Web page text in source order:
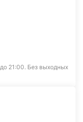
21:00. Без выходных